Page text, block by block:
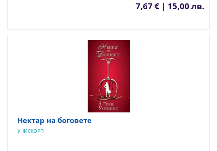
7,67 € | 15,00 лв.
Нектар на боговете
УНИСКОРП